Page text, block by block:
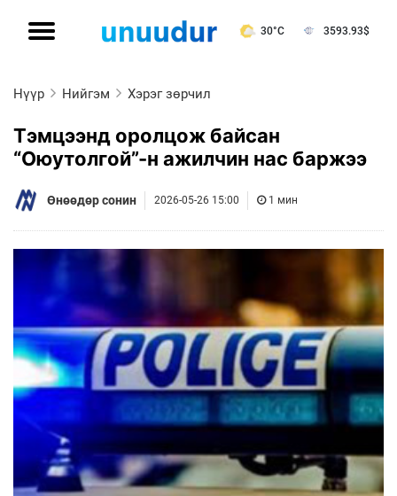
30°C 3593.93$
Нүүр Нийгэм Хэрэг зөрчил
Тэмцээнд оролцож байсан
“Оюутолгой”-н ажилчин нас баржээ
Өнөөдөр сонин 2026-05-26 15:00 1 мин